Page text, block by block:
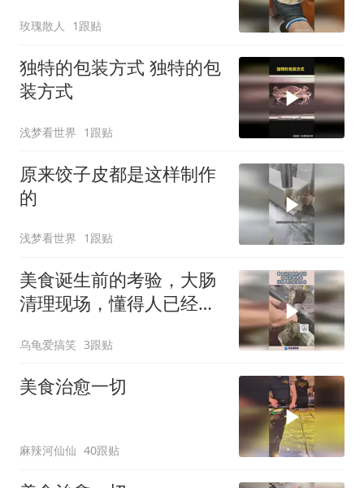
玫瑰散人 1跟贴
独特的包装方式 独特的包
装方式
浅梦看世界 1跟贴
原来饺子皮都是这样制作
的
浅梦看世界 1跟贴
美食诞生前的考验，大肠
清理现场，懂得人已经流
乌龟爱搞笑 3跟贴
美食治愈一切
麻辣河仙仙 40跟贴